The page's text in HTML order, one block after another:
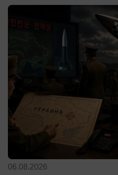
06.08.2026